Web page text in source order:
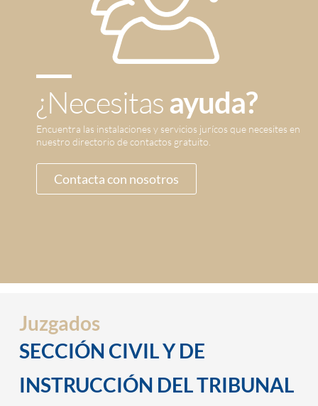
¿Necesitasayuda?
Encuentra las instalaciones y servicios jurícos que necesites en
nuestro directorio de contactos gratuito.
Contacta con nosotros
Juzgados
SECCIÓN CIVIL Y DE
INSTRUCCIÓN DEL TRIBUNAL